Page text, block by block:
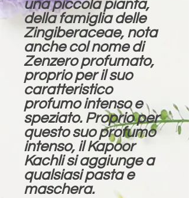
una piccola pianta,
della famiglia delle
Zingiberaceae, nota
anche col nome di
Zenzero profumato,
proprio per il suo
caratteristico
profumo intenso e
speziato. Proprio per
questo suo profumo
intenso, il Kapoor
Kachli si aggiunge a
qualsiasi pasta e
maschera.